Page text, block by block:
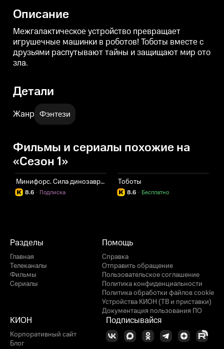
Описание
Межгалактическое устройство превращает
игрушечные машинки в роботов! Тоботы вместе с
друзьями распутывают тайны и защищают мир ото
зла.
Детали
Жанр Фэнтези
Фильмы и сериалы похожие на
«Сезон 1»
Минифорс. Сила динозавров
8.6 Подписка
·
Тоботы
8.6 Бесплатно
·
Разделы
Главная
Телеканалы
Фильмы
Сериалы
Помощь
Справка
Отправить обращение
Пользовательское соглашение
Политика конфиденциальности
Политика обработки файлов cookie
Устройства КИОН (ТВ и приставки)
Документация пользования ПО
КИОН
Корпоративный сайт
Блог
Подписывайся